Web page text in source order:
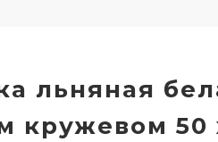
льняная
кружевом 50